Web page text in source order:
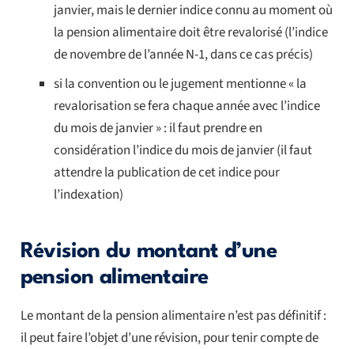
janvier, mais le dernier indice connu au moment où
la pension alimentaire doit être revalorisé (l’indice
de novembre de l’année N-1, dans ce cas précis)
si la convention ou le jugement mentionne « la
revalorisation se fera chaque année avec l’indice
du mois de janvier » : il faut prendre en
considération l’indice du mois de janvier (il faut
attendre la publication de cet indice pour
l’indexation)
Révision du montant d’une
pension alimentaire
Le montant de la pension alimentaire n’est pas définitif :
il peut faire l’objet d’une révision, pour tenir compte de